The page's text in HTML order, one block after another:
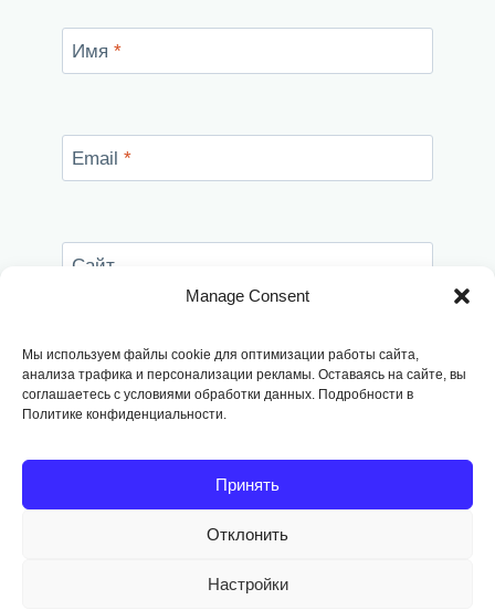
Manage Consent
Мы используем файлы cookie для оптимизации работы сайта,
анализа трафика и персонализации рекламы. Оставаясь на сайте, вы
соглашаетесь с условиями обработки данных. Подробности в
Политике конфиденциальности.
Принять
Отклонить
Настройки
Имя *
Email *
Сайт
этом браузере для последующих моих
комментариев.